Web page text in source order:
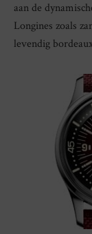
aan de
Longines zoals
levendig